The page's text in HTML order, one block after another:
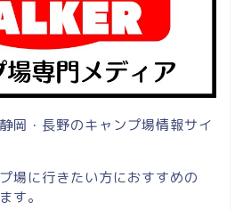
岡・長野のキャンプ場情報サイ
場に行きたい方におすすめの
す。